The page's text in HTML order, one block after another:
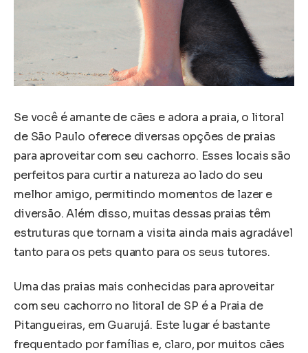
Se você é amante de cães e adora a praia, o litoral
de São Paulo oferece diversas opções de praias
para aproveitar com seu cachorro. Esses locais são
perfeitos para curtir a natureza ao lado do seu
melhor amigo, permitindo momentos de lazer e
diversão. Além disso, muitas dessas praias têm
estruturas que tornam a visita ainda mais agradável
tanto para os pets quanto para os seus tutores.
Uma das praias mais conhecidas para aproveitar
com seu cachorro no litoral de SP é a Praia de
Pitangueiras, em Guarujá. Este lugar é bastante
frequentado por famílias e, claro, por muitos cães